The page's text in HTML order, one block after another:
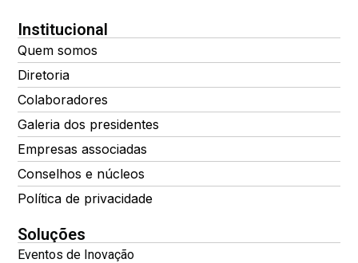
Institucional
Quem somos
Diretoria
Colaboradores
Galeria dos presidentes
Empresas associadas
Conselhos e núcleos
Política de privacidade
Soluções
Eventos de Inovação